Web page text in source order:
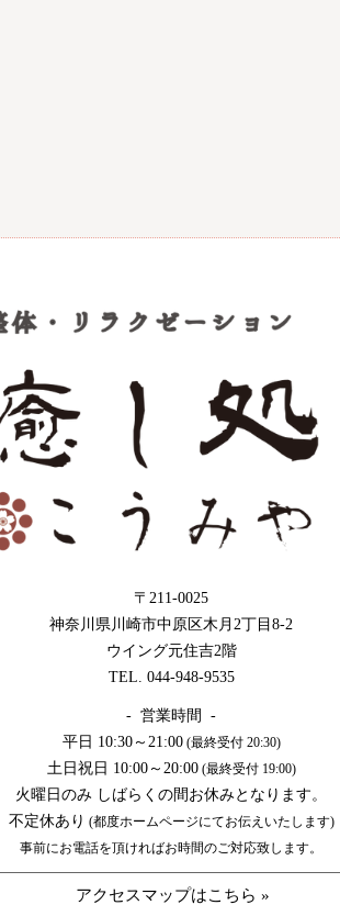
〒211-0025
神奈川県川崎市中原区木月2丁目8-2
ウイング元住吉2階
TEL. 044-948-9535
- 営業時間 -
平日 10:30～21:00(最終受付 20:30)
土日祝日 10:00～20:00(最終受付 19:00)
火曜日のみ しばらくの間お休みとなります。
不定休あり (都度ホームページにてお伝えいたします)
事前にお電話を頂ければお時間のご対応致します。
アクセスマップはこちら »